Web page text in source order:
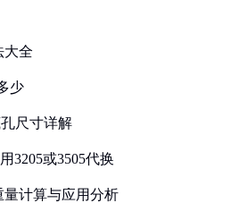
大全
少
尺寸详解
3205或3505代换
量计算与应用分析